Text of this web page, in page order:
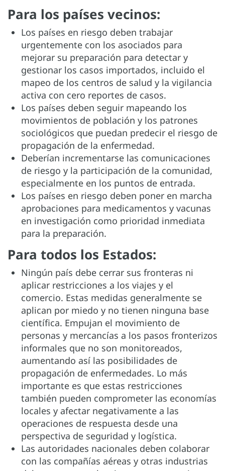
Para los países vecinos:
Los países en riesgo deben trabajar
urgentemente con los asociados para
mejorar su preparación para detectar y
gestionar los casos importados, incluido el
mapeo de los centros de salud y la vigilancia
activa con cero reportes de casos.
Los países deben seguir mapeando los
movimientos de población y los patrones
sociológicos que puedan predecir el riesgo de
propagación de la enfermedad.
Deberían incrementarse las comunicaciones
de riesgo y la participación de la comunidad,
especialmente en los puntos de entrada.
Los países en riesgo deben poner en marcha
aprobaciones para medicamentos y vacunas
en investigación como prioridad inmediata
para la preparación.
Para todos los Estados:
Ningún país debe cerrar sus fronteras ni
aplicar restricciones a los viajes y el
comercio. Estas medidas generalmente se
aplican por miedo y no tienen ninguna base
científica. Empujan el movimiento de
personas y mercancías a los pasos fronterizos
informales que no son monitoreados,
aumentando así las posibilidades de
propagación de enfermedades. Lo más
importante es que estas restricciones
también pueden comprometer las economías
locales y afectar negativamente a las
operaciones de respuesta desde una
perspectiva de seguridad y logística.
Las autoridades nacionales deben colaborar
con las compañías aéreas y otras industrias